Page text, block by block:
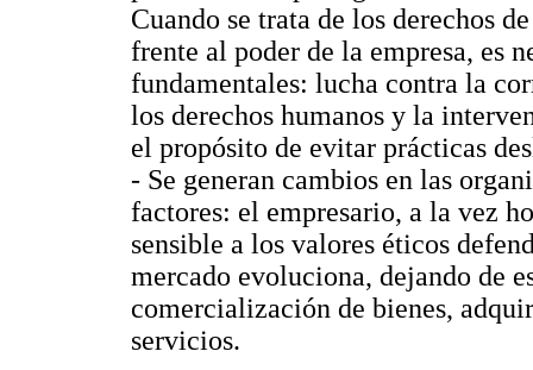
Cuando se trata de los derechos
frente al poder de la empresa, es
fundamentales: lucha contra la
los derechos humanos y la
el propósito de evitar prácticas
- Se generan cambios en las
factores: el empresario, a la vez
sensible a los valores éticos
mercado evoluciona, dejando de
comercialización de bienes,
servicios.